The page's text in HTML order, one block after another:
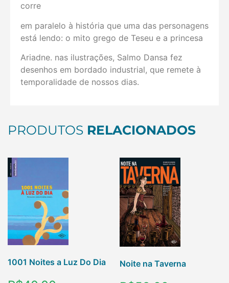
corre
em paralelo à história que uma das personagens
está lendo: o mito grego de Teseu e a princesa
Ariadne. nas ilustrações, Salmo Dansa fez
desenhos em bordado industrial, que remete à
temporalidade de nossos dias.
PRODUTOS RELACIONADOS
1001 Noites a Luz Do Dia Noite na Taverna